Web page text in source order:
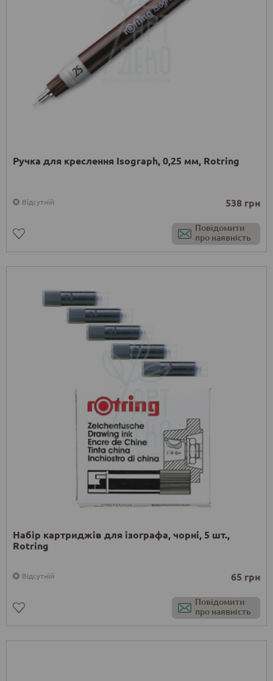
Ручка для креслення Isograph, 0,25 мм, Rotring
Відсутній 538 грн
Повідомити
про наявність
Набір картриджів для ізографа, чорні, 5 шт.,
Rotring
Відсутній 65 грн
Повідомити
про наявність